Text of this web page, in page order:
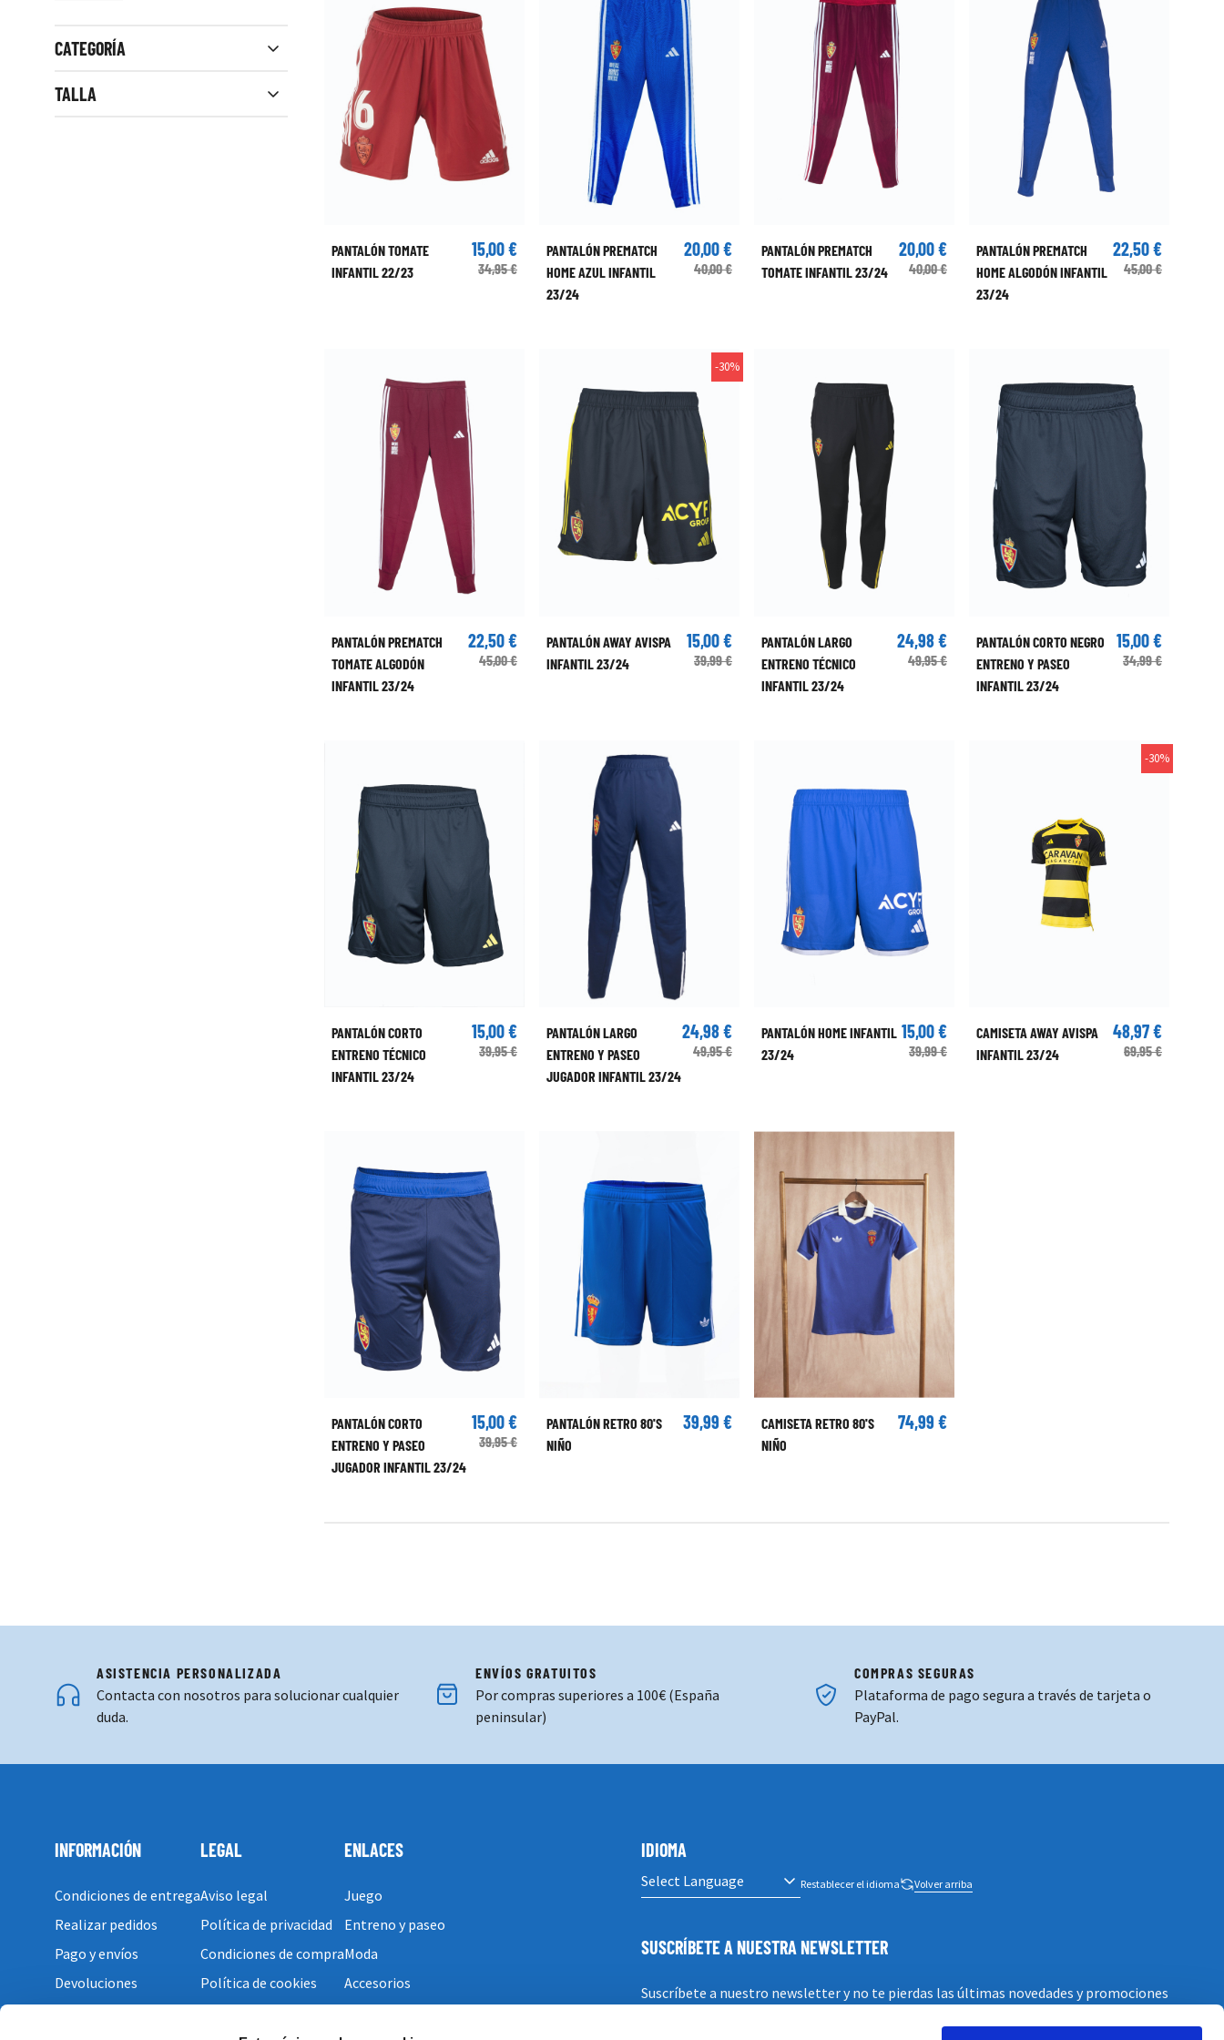
Close filters
CATEGORÍA
TALLA
PANTALÓN TOMATE
INFANTIL 22/23
15,00 €
34,95 €
PANTALÓN PREMATCH
HOME AZUL INFANTIL
23/24
20,00 €
40,00 €
PANTALÓN PREMATCH
TOMATE INFANTIL 23/24
20,00 €
40,00 €
PANTALÓN PREMATCH
HOME ALGODÓN INFANTIL
23/24
22,50 €
45,00 €
PANTALÓN PREMATCH
TOMATE ALGODÓN
INFANTIL 23/24
22,50 €
45,00 €
-30%
PANTALÓN AWAY AVISPA
INFANTIL 23/24
15,00 €
39,99 €
PANTALÓN LARGO
ENTRENO TÉCNICO
INFANTIL 23/24
24,98 €
49,95 €
PANTALÓN CORTO NEGRO
ENTRENO Y PASEO
INFANTIL 23/24
15,00 €
34,99 €
PANTALÓN CORTO
ENTRENO TÉCNICO
INFANTIL 23/24
15,00 €
39,95 €
PANTALÓN LARGO
ENTRENO Y PASEO
JUGADOR INFANTIL 23/24
24,98 €
49,95 €
PANTALÓN HOME INFANTIL
23/24
15,00 €
39,99 €
-30%
CAMISETA AWAY AVISPA
INFANTIL 23/24
48,97 €
69,95 €
PANTALÓN CORTO
ENTRENO Y PASEO
JUGADOR INFANTIL 23/24
15,00 €
39,95 €
PANTALÓN RETRO 80'S
NIÑO
39,99 €
CAMISETA RETRO 80'S
NIÑO
74,99 €
ASISTENCIA PERSONALIZADA
Contacta con nosotros para solucionar cualquier
duda.
ENVÍOS GRATUITOS
Por compras superiores a 100€ (España
peninsular)
COMPRAS SEGURAS
Plataforma de pago segura a través de tarjeta o
PayPal.
INFORMACIÓN
Condiciones de entrega
Realizar pedidos
Pago y envíos
Devoluciones
LEGAL
Aviso legal
Política de privacidad
Condiciones de compra
Política de cookies
ENLACES
Juego
Entreno y paseo
Moda
Accesorios
IDIOMA
Restablecer el idioma Volver arriba
SUSCRÍBETE A NUESTRA NEWSLETTER
Suscríbete a nuestro newsletter y no te pierdas las últimas novedades y promociones